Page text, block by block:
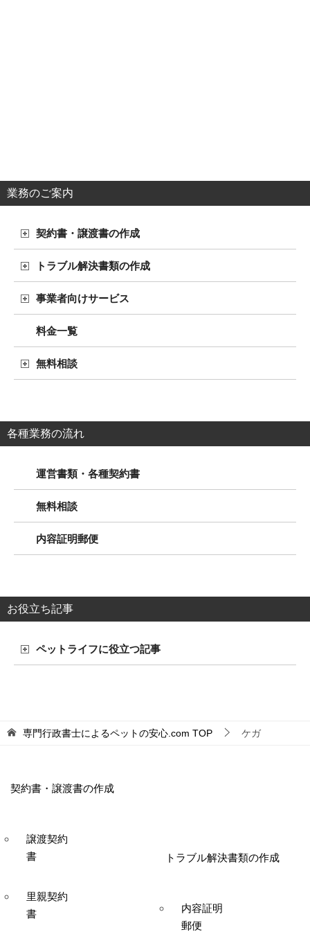
業務のご案内
契約書・譲渡書の作成
トラブル解決書類の作成
事業者向けサービス
料金一覧
無料相談
各種業務の流れ
運営書類・各種契約書
無料相談
内容証明郵便
お役立ち記事
ペットライフに役立つ記事
専門行政書士によるペットの安心.com TOP ケガ
契約書・譲渡書の作成
譲渡契約
書
里親契約
書
トラブル解決書類の作成
内容証明
郵便